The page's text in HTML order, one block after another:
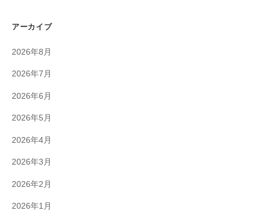
アーカイブ
2026年8月
2026年7月
2026年6月
2026年5月
2026年4月
2026年3月
2026年2月
2026年1月